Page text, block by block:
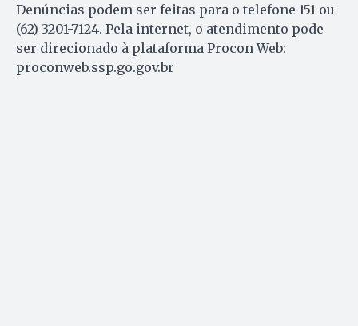
Denúncias podem ser feitas para o telefone 151 ou
(62) 3201-7124. Pela internet, o atendimento pode
ser direcionado à plataforma Procon Web:
proconweb.ssp.go.gov.br